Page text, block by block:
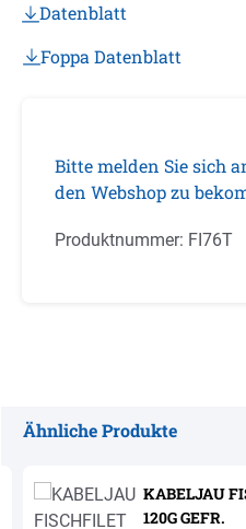
Datenblatt
Foppa Datenblatt
Bitte melden Sie sich
den Webshop zu
Produktnummer: FI76T
Ähnliche Produkte
KABELJAU
120G GEFR.